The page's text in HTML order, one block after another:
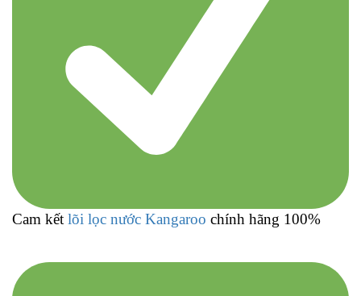
Cam kết lõi lọc nước Kangaroo chính hãng 100%